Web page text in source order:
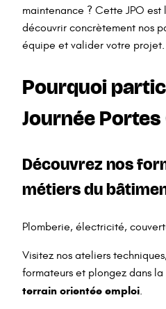
maintenance ? Cette JPO est
découvrir concrètement nos
équipe et valider votre projet.
Pourquoi
Journée Portes
Découvrez nos
métiers du
Plomberie, électricité,
Visitez nos ateliers
formateurs et plongez dans
terrain orientée emploi.